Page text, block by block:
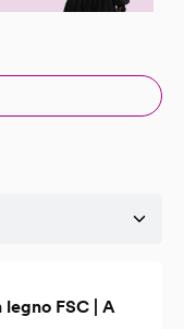
FSC | A